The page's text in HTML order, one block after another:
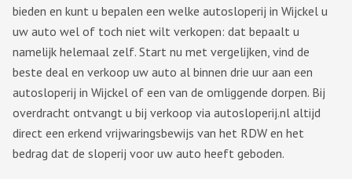
bieden en kunt u bepalen een welke autosloperij in Wijckel u
uw auto wel of toch niet wilt verkopen: dat bepaalt u
namelijk helemaal zelf. Start nu met vergelijken, vind de
beste deal en verkoop uw auto al binnen drie uur aan een
autosloperij in Wijckel of een van de omliggende dorpen. Bij
overdracht ontvangt u bij verkoop via autosloperij.nl altijd
direct een erkend vrijwaringsbewijs van het RDW en het
bedrag dat de sloperij voor uw auto heeft geboden.